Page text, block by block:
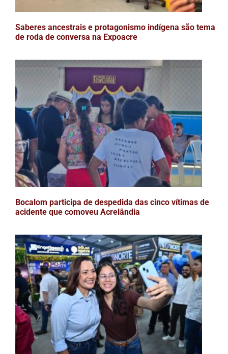
Saberes ancestrais e protagonismo indígena são tema
de roda de conversa na Expoacre
Bocalom participa de despedida das cinco vítimas de
acidente que comoveu Acrelândia